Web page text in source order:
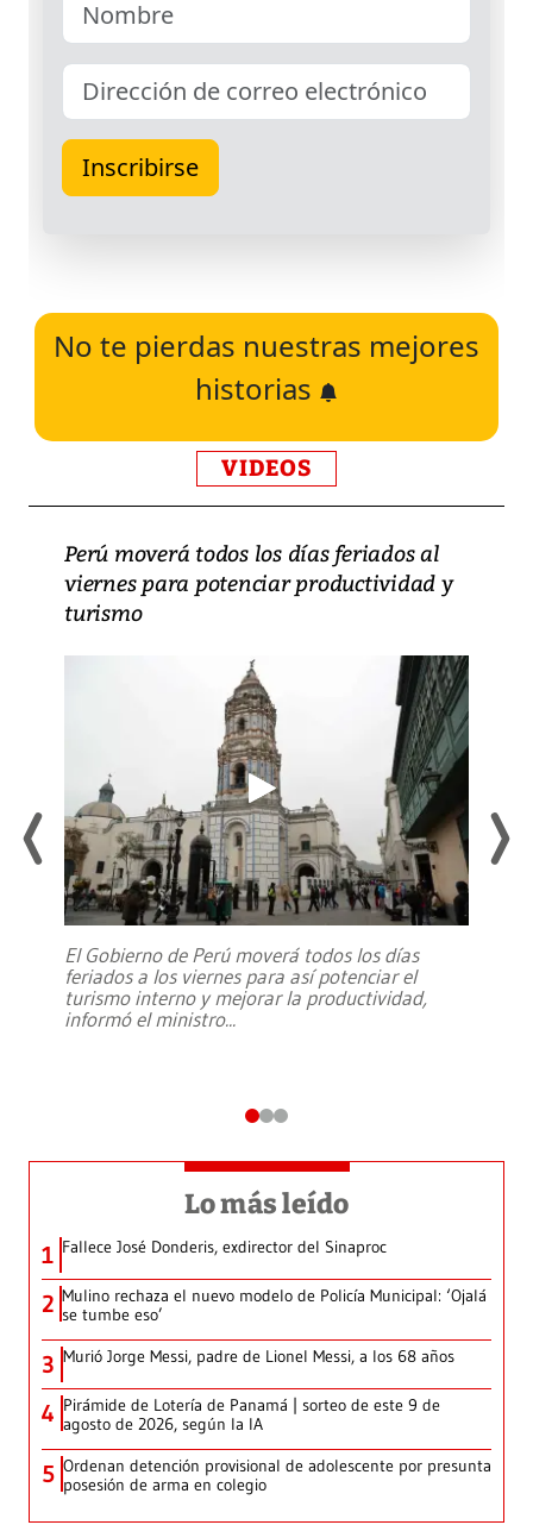
No te pierdas nuestras mejores
historias
VIDEOS
Perú moverá todos los días feriados al
viernes para potenciar productividad y
turismo
El Gobierno de Perú moverá todos los días
feriados a los viernes para así potenciar el
turismo interno y mejorar la productividad,
informó el ministro...
Lo más leído
1 Fallece José Donderis, exdirector del Sinaproc
2 Mulino rechaza el nuevo modelo de Policía Municipal: ‘Ojalá
se tumbe eso’
3 Murió Jorge Messi, padre de Lionel Messi, a los 68 años
4 Pirámide de Lotería de Panamá | sorteo de este 9 de
agosto de 2026, según la IA
5 Ordenan detención provisional de adolescente por presunta
posesión de arma en colegio